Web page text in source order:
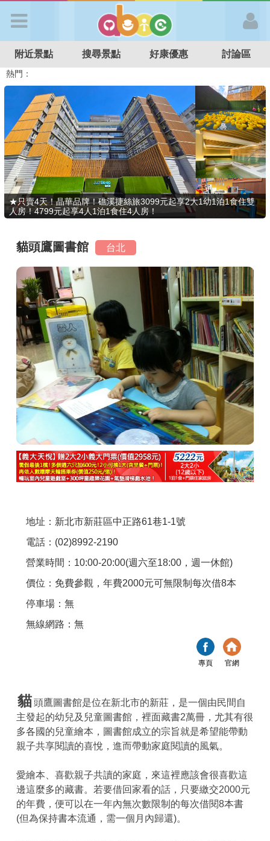
APP登入
首 頁
搜尋景點
好康優惠
最新消息
最新留言
商家合作
推薦景點
討論區
聯絡我們
APP下載
附近景點 搜尋景點 好康優惠 討論區
熱門：
特色遊戲場
親子住房優惠 台北親子餐廳 溫泉泡湯SPA
★只賣4天！晶華品牌！礁溪捷絲旅3099元起享2大1幼1泊1食住雙
人房！4799元起享4人1泊1食住4人房！
貓頭鷹圖書館 台北
地址：新北市新莊區中正路61巷1-1號
電話：(02)8992-2190
營業時間：10:00-20:00(週六至18:00，週一休館)
價位：免費參觀，年費2000元可無限制每次借8本
停車場：無
無線網路：無
專頁 官網
貓頭鷹圖書館是位在新北市的新莊，是一個由民間自
主發起的幼兒及兒童圖書館，裡面藏書2萬冊，尤其有很
多各國的兒童繪本，圖書館成立的宗旨就是希望能帶動
親子共享閱讀的喜悅，進而帶動家庭閱讀的風氣。
愛繪本、喜歡親子共讀的家庭，來這裡應該會很喜歡這
邊這麼多的藏書。若要借回家看的話，只要繳交2000元
的年費，便可以在一年內無次數限制的每次借閱8本書
(但為保持書本流通，需一個月內歸還)。